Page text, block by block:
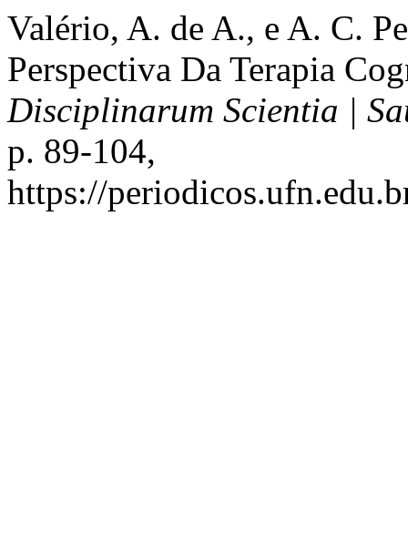
Valério, A. de A., e A. C.
Perspectiva Da Terapia
Disciplinarum Scientia |
p. 89-104,
https://